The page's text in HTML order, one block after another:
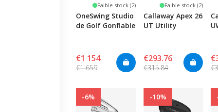
Faible stock (2)
OneSwing Studio
de Golf Gonflable
€1 154
€1 659
Faible stock (2)
Callaway Apex 26
UT Utility
€293.76
€315.84
-6% -10%